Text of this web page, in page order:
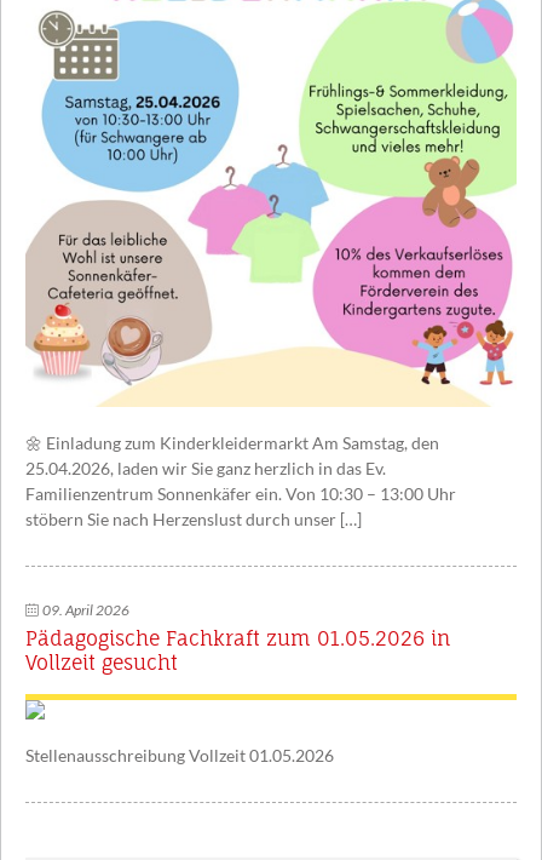
🌼 Einladung zum Kinderkleidermarkt Am Samstag, den
25.04.2026, laden wir Sie ganz herzlich in das Ev.
Familienzentrum Sonnenkäfer ein. Von 10:30 – 13:00 Uhr
stöbern Sie nach Herzenslust durch unser […]
09. April 2026
Pädagogische Fachkraft zum 01.05.2026 in
Vollzeit gesucht
Stellenausschreibung Vollzeit 01.05.2026